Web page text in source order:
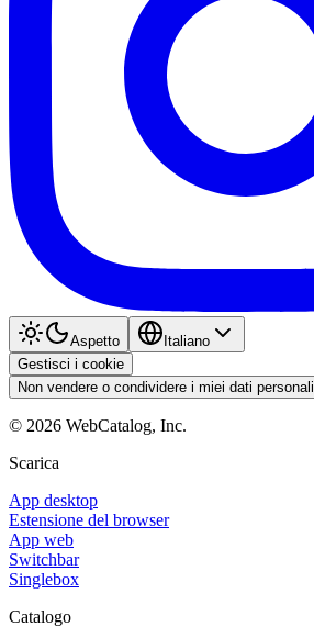
Aspetto
Italiano
Gestisci i cookie
Non vendere o condividere i miei dati personali
© 2026 WebCatalog, Inc.
Scarica
App desktop
Estensione del browser
App web
Switchbar
Singlebox
Catalogo